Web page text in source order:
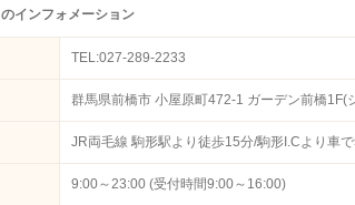
のインフォメーション
TEL:027-289-2233
群馬県前橋市 小屋原町472-1 ガーデン前橋1F(
JR両毛線 駒形駅より徒歩15分/駒形I.Cより車
9:00～23:00 (受付時間9:00～16:00)